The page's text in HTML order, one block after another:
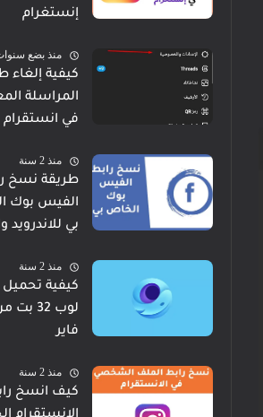
إنستغرام
منذ بضع
كيفية إلغاء
المراسلة
في انستقرام
منذ 2 سنة
طريقة نسخ
الفيس بوك
بي للاندرويد
منذ 2 سنة
كيفية
لوب 32
فاير
منذ 2 سنة
كيف انسخ